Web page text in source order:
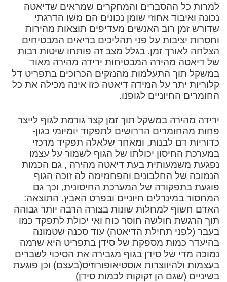
למרות כל ההסברים והמחקרים שמראים שדיאטה
נכונה ואיבוד אחוזי שומן נכונים הם משו הדרגתי
שדורש זמן רוב האנשים מעדיפים תוצאות מהירות
וחסרות יציבות על פני תהליכים בריאים המבטיחים
הצלחה לאורך זמן. בגלל מצב זה פותחו שיטות רבות
של דיאטה מהירה המבטיחות ירידה מהירה מאוד
במשקל תוך התעלמות מהנזקים הכרוכים בתפריט דל
קלוריות יתר על המידה דיאטה כזו אינה מכילה את כל
החומרים החיוניים לגופנו.
ירידה מהירה במשקל תוך זמן קצר גורמת לגוף לייצר
פחות מהחומרים הדרושים לתפקוד יומיומי כגון-
כדוריות דם לבנות, ומאחר שלאלה תפקיד מרכזי
במערכת החיסון יכולתו של הגוף לשמור על עצמו
נפגעת משמעותית בעת דיאטה מהירה , גם הכמות
הנמוכה של החלבונים והפחמימה לה זוכה הגוף
פוגעת בתפקודה של המערכת החיסונית, וכך גם
המחסור במינרלים חיוניים ובפרט האבץ. התוצאה:
האדם חשוף למחלות שונות בצורה הרבה יותר גבוהה
תוך הרגשת חולשה חוסר כוח ואי יכולת לתפקד כמו
בעבר (לפני תחילת הדיאטה) עוד סכנה שטמונה
בהיעדר כמות מספקת של סידן בתפריט היא שרמה
נמוכה מדי של סידן בגוף מגבירה את הסיכוי לשברים
בעצמות ולהיווצרות אוסטיאופורוזיס(בעצם) וכן פוגעת
בשיניים (שגם הן זקוקות לכמות סידן)